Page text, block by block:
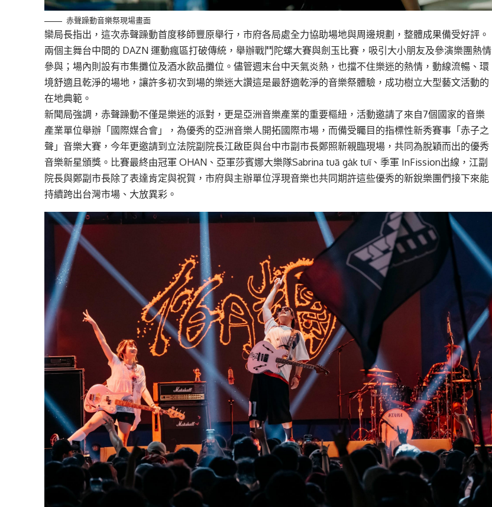
赤聲躁動音樂祭現場畫面
欒局長指出，這次赤聲躁動首度移師豐原舉行，市府各局處全力協助場地與周邊規劃，整體成果備受好評。
兩個主舞台中間的 DAZN 運動瘋區打破傳統，舉辦戰鬥陀螺大賽與劍玉比賽，吸引大小朋友及參演樂團熱情
參與；場內則設有市集攤位及酒水飲品攤位。儘管週末台中天氣炎熱，也擋不住樂迷的熱情，動線流暢、環
境舒適且乾淨的場地，讓許多初次到場的樂迷大讚這是最舒適乾淨的音樂祭體驗，成功樹立大型藝文活動的
在地典範。
新聞局強調，赤聲躁動不僅是樂迷的派對，更是亞洲音樂產業的重要樞紐，活動邀請了來自7個國家的音樂
產業單位舉辦「國際媒合會」，為優秀的亞洲音樂人開拓國際市場，而備受矚目的指標性新秀賽事「赤子之
聲」音樂大賽，今年更邀請到立法院副院長江啟臣與台中市副市長鄭照新親臨現場，共同為脫穎而出的優秀
音樂新星頒獎。比賽最終由冠軍 OHAN、亞軍莎賓娜大樂隊Sabrina tuā ga̍k tuī、季軍 InFission出線，江副
院長與鄭副市長除了表達肯定與祝賀，市府與主辦單位浮現音樂也共同期許這些優秀的新銳樂團們接下來能
持續跨出台灣市場、大放異彩。